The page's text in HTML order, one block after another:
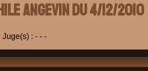
ANGEVIN du 4/12/2010
Juge(s) : - - -